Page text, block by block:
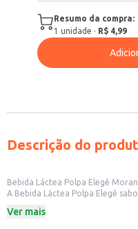
Resumo da compra:
1 unidade · R$ 4,99
Descrição do
Bebida Láctea Polpa Elegê
A Bebida Láctea Polpa Elegê
Ideal para consumo em casa,
Ver mais